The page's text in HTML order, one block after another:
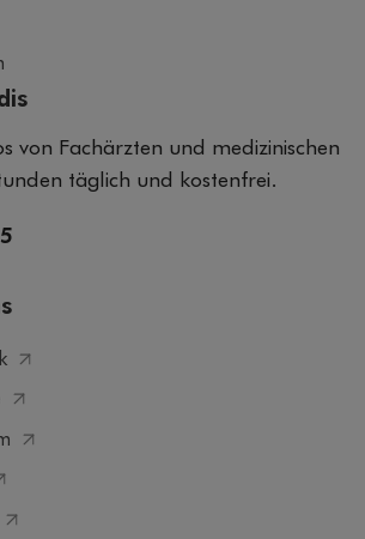
von Fachärzten und medizinischen
täglich und kostenfrei.